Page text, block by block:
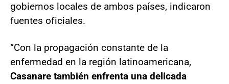
gobiernos locales de ambos países, indicaron
fuentes oficiales.
“Con la propagación constante de la
enfermedad en la región latinoamericana,
Casanare también enfrenta una delicada